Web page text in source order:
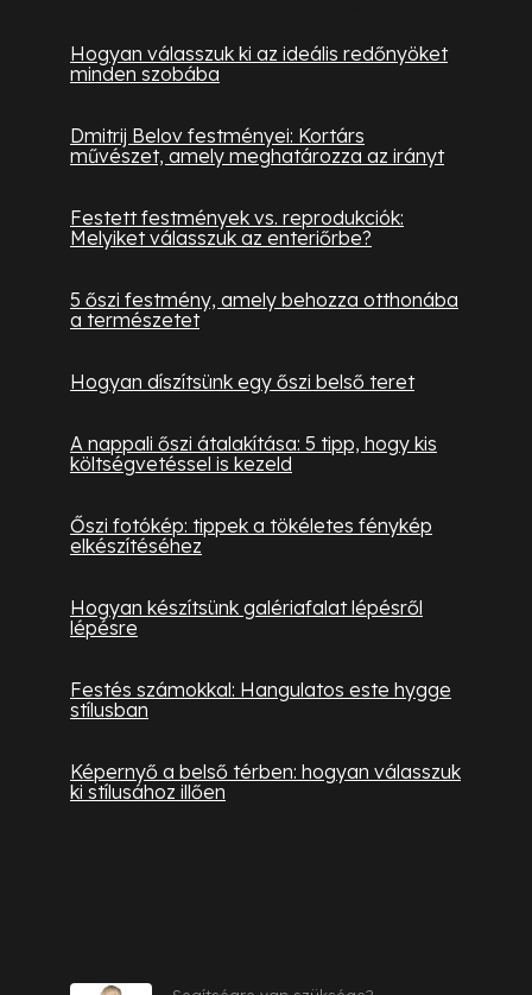
Hogyan válasszuk ki az ideális redőnyöket
minden szobába
Dmitrij Belov festményei: Kortárs
művészet, amely meghatározza az irányt
Festett festmények vs. reprodukciók:
Melyiket válasszuk az enteriőrbe?
5 őszi festmény, amely behozza otthonába
a természetet
Hogyan díszítsünk egy őszi belső teret
A nappali őszi átalakítása: 5 tipp, hogy kis
költségvetéssel is kezeld
Őszi fotókép: tippek a tökéletes fénykép
elkészítéséhez
Hogyan készítsünk galériafalat lépésről
lépésre
Festés számokkal: Hangulatos este hygge
stílusban
Képernyő a belső térben: hogyan válasszuk
ki stílusához illően